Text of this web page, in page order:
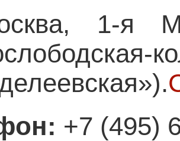
1-я
+7 (495)